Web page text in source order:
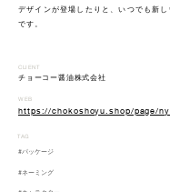
デザインが登場したりと、いつでも新
です。
CLIENT
チョーコー醤油株式会社
WEB
https://chokoshoyu.shop/page/
TAG
#パッケージ
#ネーミング